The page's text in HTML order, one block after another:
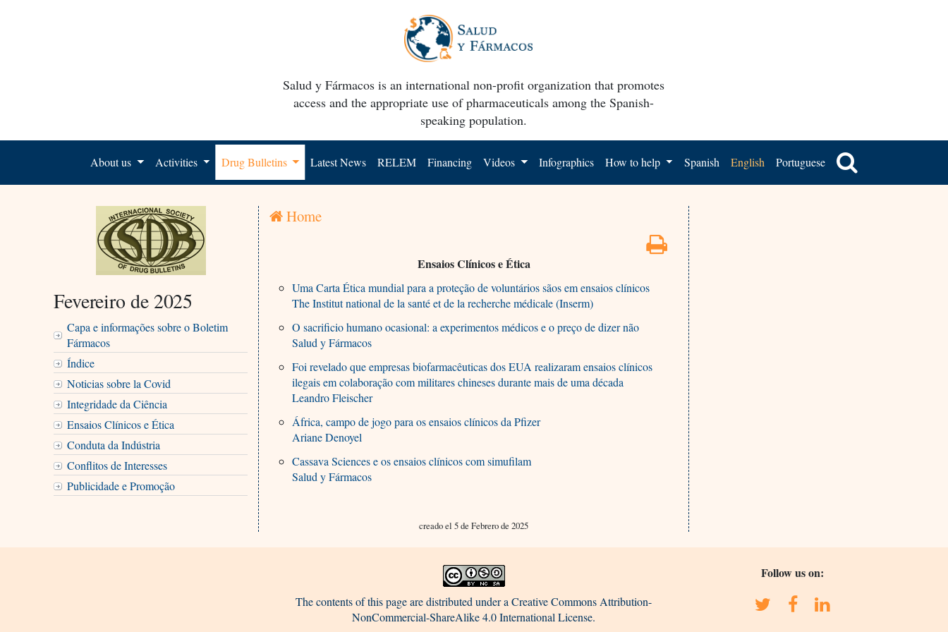
Salud y Fármacos is an international non-profit organization that promotes
access and the appropriate use of pharmaceuticals among the Spanish-
speaking population.
About us Activities Drug Bulletins Latest News RELEM Financing Videos Infographics How to help Spanish English Portuguese
Fevereiro de 2025
Capa e informações sobre o Boletim
Fármacos
Índice
Noticias sobre la Covid
Integridade da Ciência
Ensaios Clínicos e Ética
Conduta da Indústria
Conflitos de Interesses
Publicidade e Promoção
Home
Ensaios Clínicos e Ética
Uma Carta Ética mundial para a proteção de voluntários sãos em ensaios clínicos
The Institut national de la santé et de la recherche médicale (Inserm)
O sacrificio humano ocasional: a experimentos médicos e o preço de dizer não
Salud y Fármacos
Foi revelado que empresas biofarmacêuticas dos EUA realizaram ensaios clínicos
ilegais em colaboração com militares chineses durante mais de uma década
Leandro Fleischer
África, campo de jogo para os ensaios clínicos da Pfizer
Ariane Denoyel
Cassava Sciences e os ensaios clínicos com simufilam
Salud y Fármacos
creado el 5 de Febrero de 2025
The contents of this page are distributed under a Creative Commons Attribution-
NonCommercial-ShareAlike 4.0 International License.
Follow us on: